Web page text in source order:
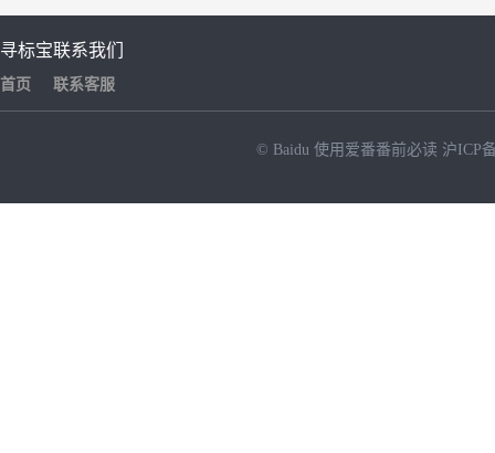
寻标宝
首页
联系我们
联系客服
© Baidu 使用爱番番前必读 沪ICP